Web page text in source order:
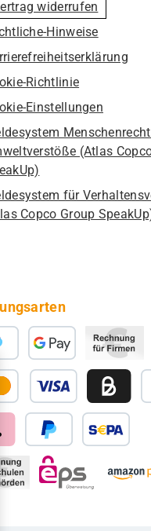
widerrufen
Hinweise
Richtlinie
Einstellungen
(Atlas
für
Copco Group